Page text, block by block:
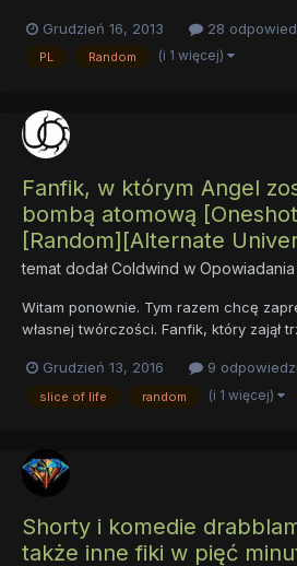
[Random] jakie zdarzyło mi się czytać.
przez osobę, która moim zdaniem jest
całym naszym fandomie -
Grudzień 16, 2013 28
PL Random (i 1 więcej)
Fanfik, w którym Angel
bombą atomową
[Random][Alternate
temat dodałColdwind w
Witam ponownie. Tym razem chcę
własnej twórczości. Fanfik, który zajął
z braku lepszych pomysłów. Fanfik, w
zastąpiony bombą atomową. Opisu ni...
Grudzień 13, 2016 9 odpowiedzi
slice of life random (i 1 więcej)
Shorty i komedie
także inne fiki w pięć